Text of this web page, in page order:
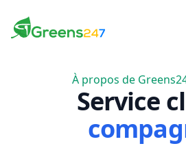
Greens247
Greens247
À propos de
Service